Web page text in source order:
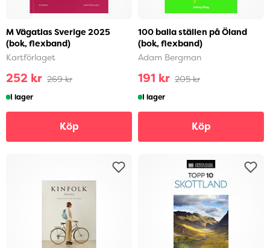
M Vägatlas Sverige 2025
(bok, flexband)
Kartförlaget
252 kr 269 kr
I lager
Köp
100 balla ställen på Öland
(bok, flexband)
Adam Bergman
191 kr 205 kr
I lager
Köp